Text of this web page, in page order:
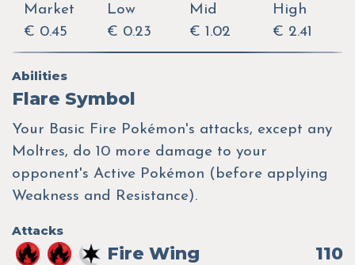
Market
€ 0.45
Low
€ 0.23
Mid
€ 1.02
High
€ 2.41
Abilities
Flare Symbol
Your Basic Fire Pokémon's attacks, except any
Moltres, do 10 more damage to your
opponent's Active Pokémon (before applying
Weakness and Resistance).
Attacks
Fire Wing 110